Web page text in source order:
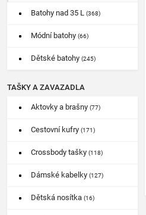
Batohy nad 35 L (368)
Módní batohy (66)
Dětské batohy (245)
TAŠKY A ZAVAZADLA
Aktovky a brašny (77)
Cestovní kufry (171)
Crossbody tašky (118)
Dámské kabelky (127)
Dětská nosítka (16)